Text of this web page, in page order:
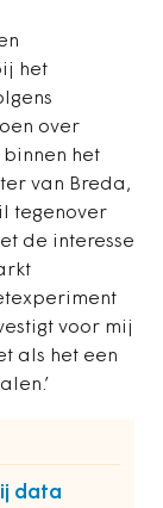
het
over
het
van Breda,
tegenover
de interesse
voor mij
als het een
data